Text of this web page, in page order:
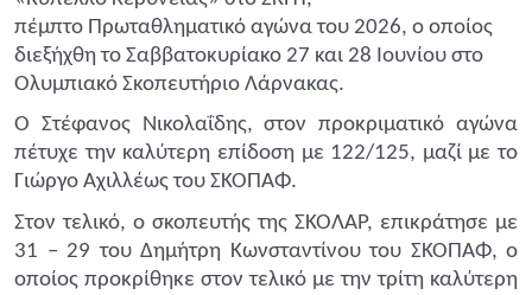
πέμπτο Πρωταθληματικό αγώνα του 2026, ο οποίος
διεξήχθη το Σαββατοκυρίακο 27 και 28 Ιουνίου στο
Ολυμπιακό Σκοπευτήριο Λάρνακας.
Ο Στέφανος Νικολαΐδης, στον προκριματικό αγώνα
πέτυχε την καλύτερη επίδοση με 122/125, μαζί με το
Γιώργο Αχιλλέως του ΣΚΟΠΑΦ.
Στον τελικό, ο σκοπευτής της ΣΚΟΛΑΡ, επικράτησε με
31 – 29 του Δημήτρη Κωνσταντίνου του ΣΚΟΠΑΦ, ο
οποίος προκρίθηκε στον τελικό με την τρίτη καλύτερη